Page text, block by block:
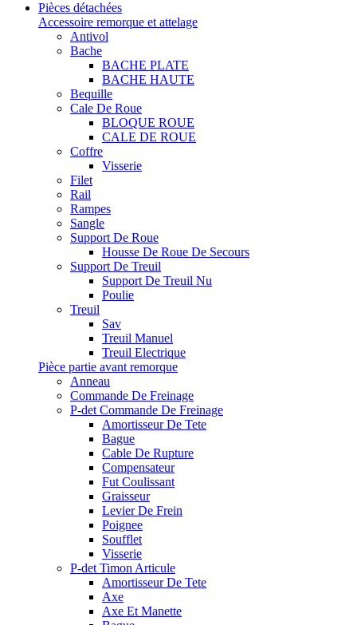
Pièces détachées
Accessoire remorque et attelage
Antivol
Bache
BACHE PLATE
BACHE HAUTE
Bequille
Cale De Roue
BLOQUE ROUE
CALE DE ROUE
Coffre
Visserie
Filet
Rail
Rampes
Sangle
Support De Roue
Housse De Roue De Secours
Support De Treuil
Support De Treuil Nu
Poulie
Treuil
Sav
Treuil Manuel
Treuil Electrique
Pièce partie avant remorque
Anneau
Commande De Freinage
P-det Commande De Freinage
Amortisseur De Tete
Bague
Cable De Rupture
Compensateur
Fut Coulissant
Graisseur
Levier De Frein
Poignee
Soufflet
Visserie
P-det Timon Articule
Amortisseur De Tete
Axe
Axe Et Manette